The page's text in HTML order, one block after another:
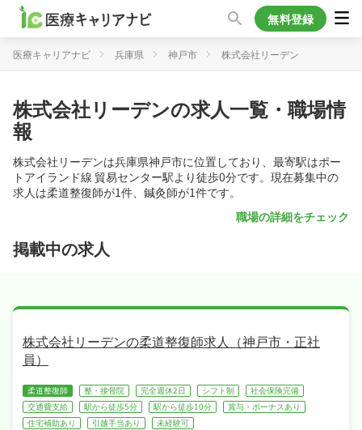
無料登録
医療キャリアナビ 兵庫県 神戸市 株式会社リーデン
株式会社リーデンの求人一覧・職場情
報
株式会社リーデンは兵庫県神戸市に位置しており、最寄駅はポー
トアイランド線 貿易センター駅より徒歩0分です。現在募集中の
求人は柔道整復師が1件、鍼灸師が1件です。
職場の詳細をチェック
掲載中の求人
株式会社リーデンの柔道整復師求人（神戸市・正社
員）
柔道整復師 整・接骨院 完全週休2日 シフト制
社会保険完備
交通費支給
駅から徒歩5分 駅から徒歩10分
賞与・ボーナスあり
住宅補助あり
引越手当あり 未経験可